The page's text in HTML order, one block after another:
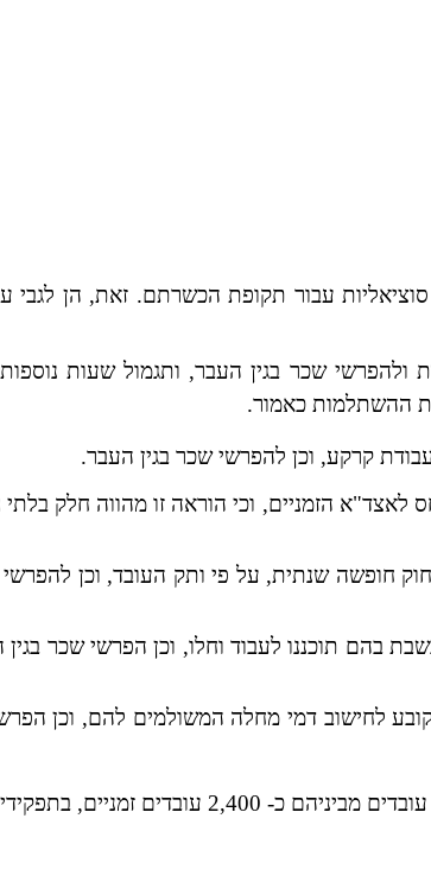
סוציאליות עבור תקופת הכשרתם. זאת, הן לגבי
ולהפרשי שכר בגין העבר, ותגמול שעות
קרקע, וכן להפרשי שכר בגין העבר.
סעיף 9ד' לפרק ל' להסכם הבסיס בהתייחס לאצד"א הזמניים, וכי הוראה זו
חופשה שנתית, על פי ותק העובד, וכן
בהם תוכננו לעבוד וחלו, וכן הפרשי שכר
לחישוב דמי מחלה המשולמים להם, וכן